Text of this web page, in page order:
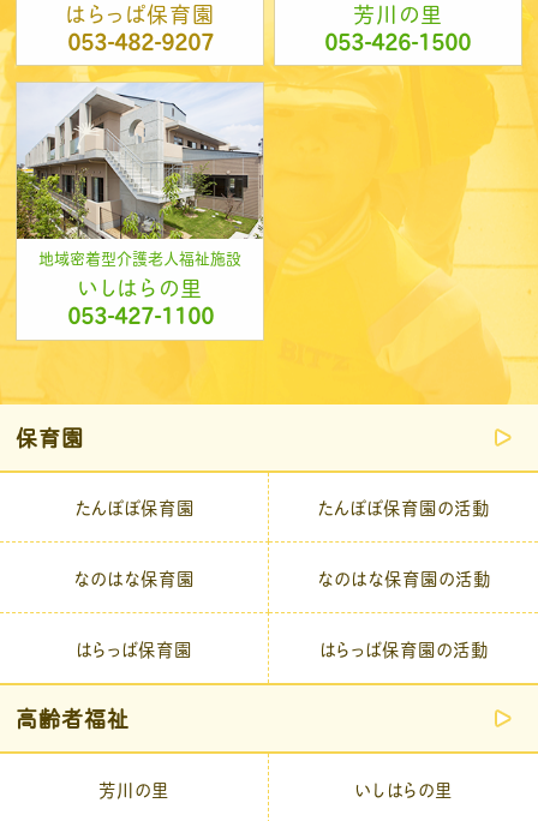
はらっぱ保育園
053-482-9207
芳川の里
053-426-1500
地域密着型介護老人福祉施設
いしはらの里
053-427-1100
保育園
たんぽぽ保育園 たんぽぽ保育園の活動
なのはな保育園 なのはな保育園の活動
はらっぱ保育園 はらっぱ保育園の活動
高齢者福祉
芳川の里 いしはらの里